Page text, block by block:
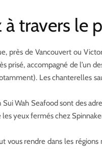
travers le
près de Vancouvert ou
prisé, accompagné de l’un
Les chanterelles
Wah Seafood sont des
yeux fermés chez
vous rendre dans les